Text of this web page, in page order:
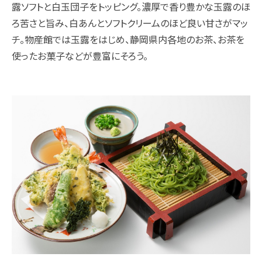
露ソフトと白玉団子をトッピング。濃厚で香り豊かな玉露のほ
ろ苦さと旨み、白あんとソフトクリームのほど良い甘さがマッ
チ。物産館では玉露をはじめ、静岡県内各地のお茶、お茶を
使ったお菓子などが豊富にそろう。